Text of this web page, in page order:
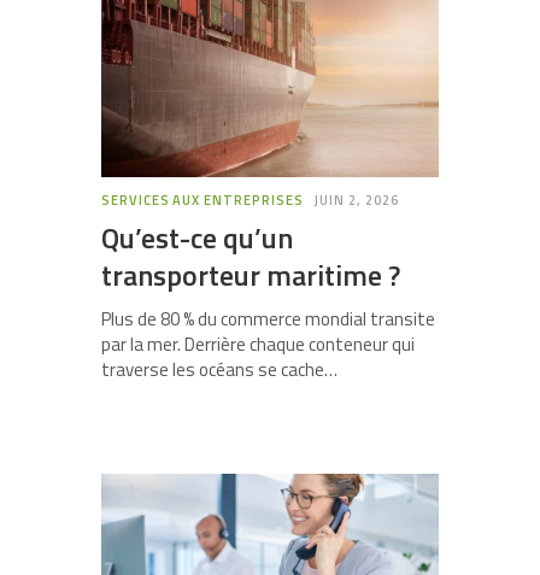
SERVICES AUX ENTREPRISES JUIN 2, 2026
Qu’est-ce qu’un
transporteur maritime ?
Plus de 80 % du commerce mondial transite
par la mer. Derrière chaque conteneur qui
traverse les océans se cache…